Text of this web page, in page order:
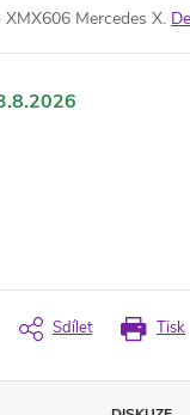
Mercedes X.
Tisk
Sdílet